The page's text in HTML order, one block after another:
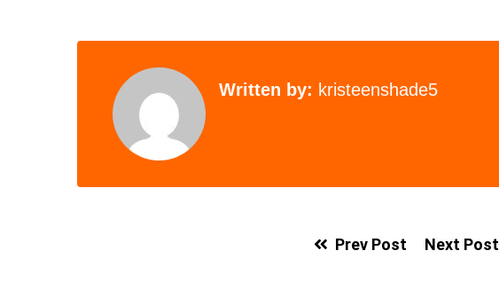
Written by: kristeenshade5
Prev Post Next Post